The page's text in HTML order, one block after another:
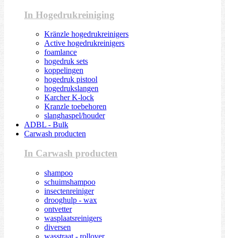
In Hogedrukreiniging
Kränzle hogedrukreinigers
Active hogedrukreinigers
foamlance
hogedruk sets
koppelingen
hogedruk pistool
hogedrukslangen
Karcher K-lock
Kranzle toebehoren
slanghaspel/houder
ADBL - Bulk
Carwash producten
In Carwash producten
shampoo
schuimshampoo
insectenreiniger
drooghulp - wax
ontvetter
wasplaatsreinigers
diversen
wasstraat - rollover